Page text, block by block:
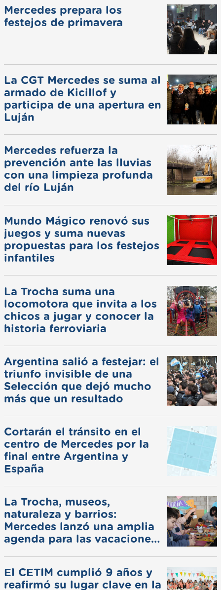
Mercedes prepara los
festejos de primavera
La CGT Mercedes se suma al
armado de Kicillof y
participa de una apertura en
Luján
Mercedes refuerza la
prevención ante las lluvias
con una limpieza profunda
del río Luján
Mundo Mágico renovó sus
juegos y suma nuevas
propuestas para los festejos
infantiles
La Trocha suma una
locomotora que invita a los
chicos a jugar y conocer la
historia ferroviaria
Argentina salió a festejar: el
triunfo invisible de una
Selección que dejó mucho
más que un resultado
Cortarán el tránsito en el
centro de Mercedes por la
final entre Argentina y
España
La Trocha, museos,
naturaleza y barrios:
Mercedes lanzó una amplia
agenda para las vacaciones
El CETIM cumplió 9 años y
reafirmó su lugar clave en la